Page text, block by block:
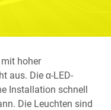
hoher
aus. Die α-LED-
Installation schnell
Die Leuchten sind